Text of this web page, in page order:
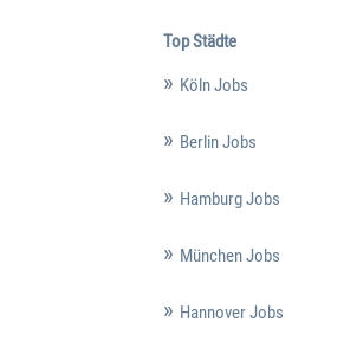
Top Städte
Köln Jobs
Berlin Jobs
Hamburg Jobs
München Jobs
Hannover Jobs